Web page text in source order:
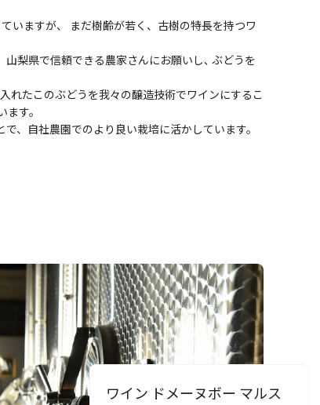
ワイン ドメーヌボー マルス
いますが、 まだ樹齢が若く、古樹の特長を持つワ
梨県で信頼できる農家さんにお願いし､ ぶどうを
れたこのぶどうを我々の醸造技術でワインにするこ
す。
、自社農園でのより良い栽培に活かしています。